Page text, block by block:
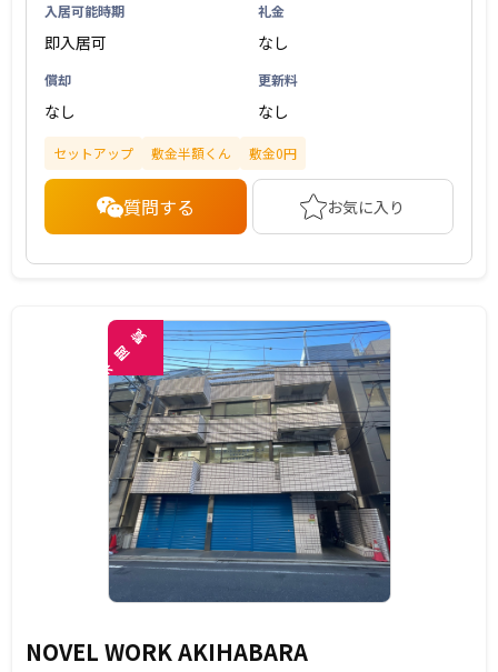
入居可能時期
即入居可
礼金
なし
償却
なし
更新料
なし
セットアップ 敷金半額くん 敷金0円
質問する お気に入り
未
閲
覧
NOVEL WORK AKIHABARA